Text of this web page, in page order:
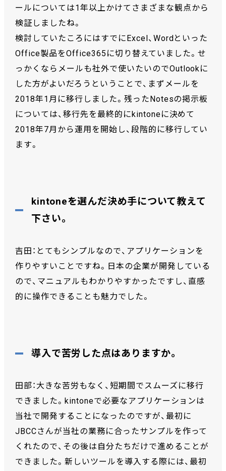
ールについては1年以上かけてさまざまな観点から
検証しましたね。
検討していたころにはすでにExcel、Wordといった
Office製品をOffice365に切り替えていました。せ
っかくならメールも社外で使いたいのでOutlookに
した方がよいだろうということで、まずメールを
2018年1月に移行しました。残ったNotesの掲示板
については、移行先を最終的にkintoneに決めて
2018年7月から運用を開始し、段階的に移行してい
ます。
kintoneを選んだ決め手について教えて
下さい。
吉田：とてもシンプルなので、アプリケーションを
作りやすいことですね。日本の企業が開発している
ので、マニュアルもわかりやすかったですし、直感
的に操作できることも魅力でした。
導入で苦労した点はありますか。
田部：大きな苦労もなく、短期間でスムーズに移行
できました。kintoneで必要なアプリケーションは
当社で開発することになったのですが、最初に
JBCCさんが当社の業務に合ったサンプルを作って
くれたので、その後は自分たちだけで進めることが
できました。新しいツールを導入する際には、最初